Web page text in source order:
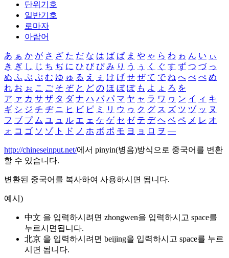
단위기호
일반기호
로마자
아랍어
あ ぁ か が さ ざ た だ な は ば ぱ ま や ゃ ら わ ゎ ん い ぃ
き ぎ し じ ち ぢ に ひ び ぴ み り う ぅ く ぐ す ず つ づ っ
ぬ ふ ぶ ぷ む ゆ ゅ る え ぇ け げ せ ぜ て で ね へ べ ぺ め
れ お ぉ こ ご そ ぞ と ど の ほ ぼ ぽ も よ ょ ろ を
ア ァ カ サ ザ タ ダ ナ ハ バ パ マ ヤ ャ ラ ワ ヮ ン イ ィ キ
ギ シ ジ チ ヂ ニ ヒ ビ ピ ミ リ ウ ゥ ク グ ス ズ ツ ヅ ッ ヌ
フ ブ プ ム ユ ュ ル エ ェ ケ ゲ セ ゼ テ デ ヘ ベ ペ メ レ オ
ォ コ ゴ ソ ゾ ト ド ノ ホ ボ ポ モ ヨ ョ ロ ヲ ―
http://chineseinput.net/에서 pinyin(병음)방식으로 중국어를 변환
할 수 있습니다.
변환된 중국어를 복사하여 사용하시면 됩니다.
예시)
中文 을 입력하시려면 zhongwen을 입력하시고 space를
누르시면됩니다.
北京 을 입력하시려면 beijing을 입력하시고 space를 누르
시면 됩니다.